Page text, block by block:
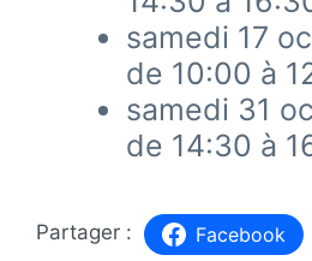
samedi 17
de 10:00 à
samedi 31
de 14:30 à
Facebook